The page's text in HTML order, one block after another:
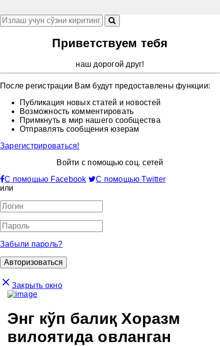
Приветствуем тебя
наш дорогой друг!
После регистрации Вам будут предоставлены функции:
Публикация новых статей и новостей
Возможность комментировать
Примкнуть в мир нашего сообщества
Отправлять сообщения юзерам
Зарегистрироваться!
Войти с помощью соц. сетей
С помощью Facebook
С помощью Twitter
или
Забыли пароль?
close Закрыть окно
Энг кўп балиқ Хоразм
вилоятида овланган